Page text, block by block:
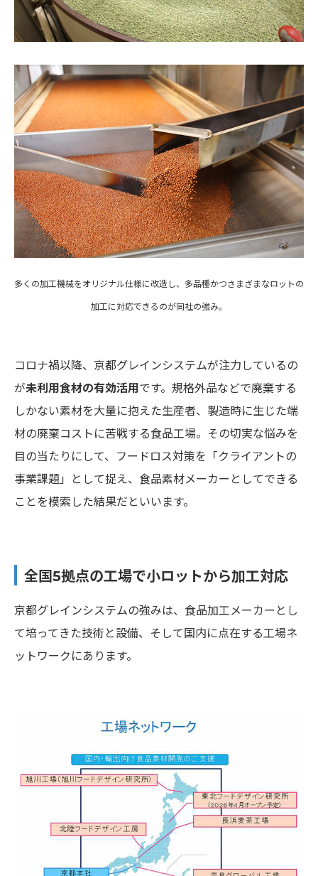
多くの加工機械をオリジナル仕様に改造し、多品種かつさまざまなロットの
加工に対応できるのが同社の強み。
コロナ禍以降、京都グレインシステムが注力しているの
が未利用食材の有効活用です。規格外品などで廃棄する
しかない素材を大量に抱えた生産者、製造時に生じた端
材の廃棄コストに苦戦する食品工場。その切実な悩みを
目の当たりにして、フードロス対策を「クライアントの
事業課題」として捉え、食品素材メーカーとしてできる
ことを模索した結果だといいます。
全国5拠点の工場で小ロットから加工対応
京都グレインシステムの強みは、食品加工メーカーとし
て培ってきた技術と設備、そして国内に点在する工場ネ
ットワークにあります。